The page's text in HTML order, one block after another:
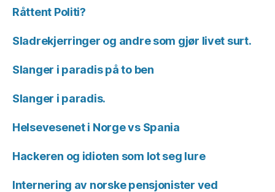
Råttent Politi?
Sladrekjerringer og andre som gjør livet surt.
Slanger i paradis på to ben
Slanger i paradis.
Helsevesenet i Norge vs Spania
Hackeren og idioten som lot seg lure
Internering av norske pensjonister ved